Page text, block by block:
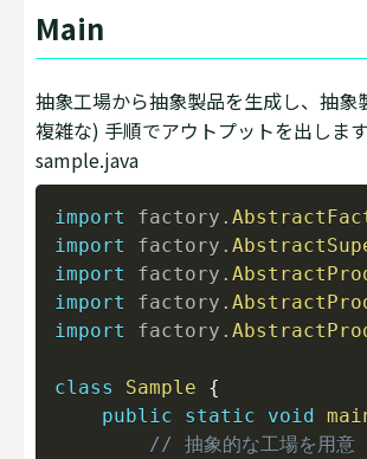
Main
抽象工場から抽象製品を生成し、抽象
複雑な) 手順でアウトプットを出します
sample.java
import factory .
import
factory .
import
factory .
import
factory .
import
factory .
class Sample
{
public
static void
// 抽象的な工場を用意